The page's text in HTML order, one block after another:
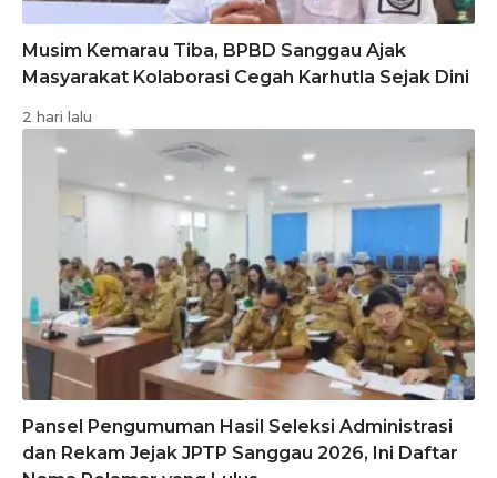
Musim Kemarau Tiba, BPBD Sanggau Ajak
Masyarakat Kolaborasi Cegah Karhutla Sejak Dini
2 hari lalu
Pansel Pengumuman Hasil Seleksi Administrasi
dan Rekam Jejak JPTP Sanggau 2026, Ini Daftar